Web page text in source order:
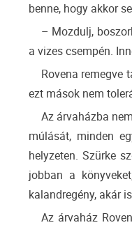
benne, hogy akkor
– Mozdulj,
a vizes csempén.
Rovena remegve
ezt mások nem
Az árvaházba
múlását, minden
helyzeten. Szürke
jobban a
kalandregény, akár
Az árvaház